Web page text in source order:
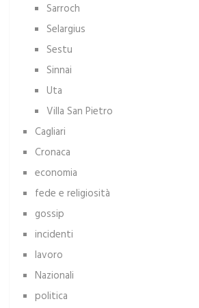
Sarroch
Selargius
Sestu
Sinnai
Uta
Villa San Pietro
Cagliari
Cronaca
economia
fede e religiosità
gossip
incidenti
lavoro
Nazionali
politica